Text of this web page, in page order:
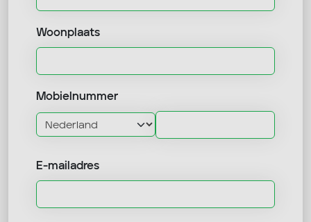
Woonplaats
Mobielnummer
E-mailadres